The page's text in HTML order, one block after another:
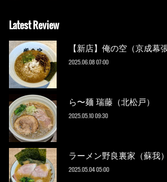
Latest Review
【新店】俺の空（京成幕張
2025.06.08 07:00
ら〜麺 瑞藤（北松戸）
2025.05.10 09:30
ラーメン野良裏家（蘇我）
2025.05.04 05:00